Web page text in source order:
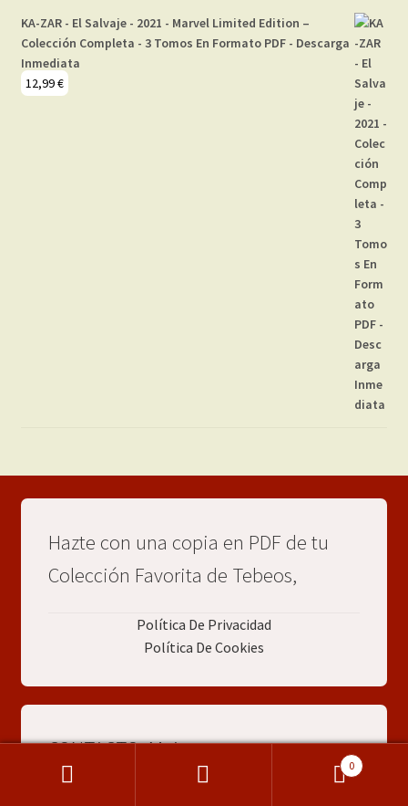
KA-ZAR - El Salvaje - 2021 - Marvel Limited Edition –
Colección Completa - 3 Tomos En Formato PDF - Descarga
Inmediata
12,99€
Hazte con una copia en PDF de tu
Colección Favorita de Tebeos,
Política De Privacidad
Política De Cookies
CONTACTO: Maite
0